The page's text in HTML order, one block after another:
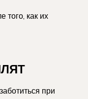
того, как их
при